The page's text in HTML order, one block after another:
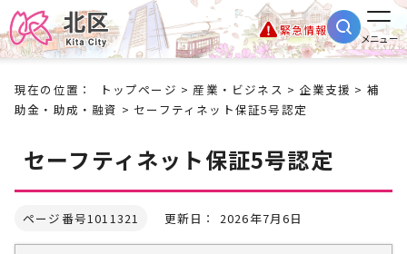
緊急情報
メニュー
現在の位置： トップページ > 産業・ビジネス > 企業支援 > 補
助金・助成・融資 > セーフティネット保証5号認定
セーフティネット保証5号認定
ページ番号1011321 更新日： 2026年7月6日